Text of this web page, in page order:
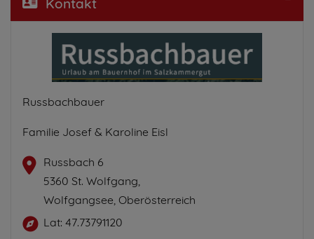
Kontakt
Russbachbauer
Familie Josef & Karoline Eisl
Russbach 6
5360 St. Wolfgang,
Wolfgangsee, Oberösterreich
Lat: 47.73791120